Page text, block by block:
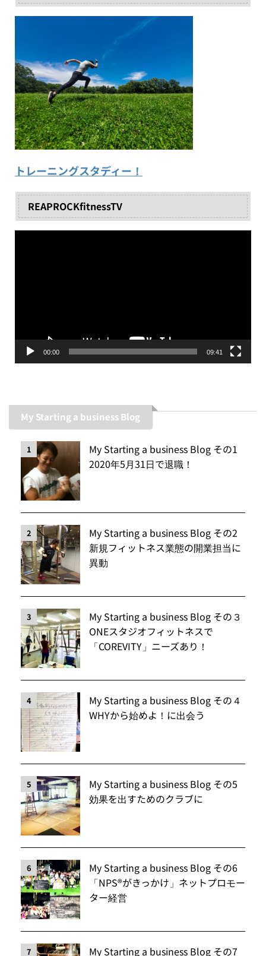
トレーニングスタディー！
REAPROCKfitnessTV
00:00 09:41
My Starting a business Blog
1
My Starting a business Blog その1
2020年5月31日で退職！
2
My Starting a business Blog その2
新規フィットネス業態の開業担当に
異動
3
My Starting a business Blog その３
ONEスタジオフィットネスで
「COREVITY」ニーズあり！
4
My Starting a business Blog その４
WHYから始めよ！に出会う
5
My Starting a business Blog その5
効果を出すためのクラブに
6
My Starting a business Blog その6
「NPS®️がきっかけ」ネットプロモー
ター経営
7 My Starting a business Blog その7